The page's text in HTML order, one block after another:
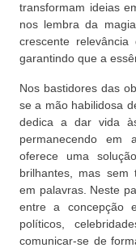
transformam ideias
nos lembra da
crescente relevância
garantindo que a
Nos bastidores das
se a mão habilidosa
dedica a dar vida
permanecendo em
oferece uma
brilhantes, mas sem
em palavras. Neste
entre a concepção
políticos,
comunicar-se de